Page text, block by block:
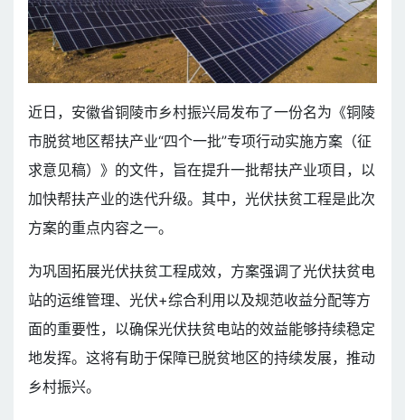
近日，安徽省铜陵市乡村振兴局发布了一份名为《铜陵
市脱贫地区帮扶产业“四个一批”专项行动实施方案（征
求意见稿）》的文件，旨在提升一批帮扶产业项目，以
加快帮扶产业的迭代升级。其中，光伏扶贫工程是此次
方案的重点内容之一。
为巩固拓展光伏扶贫工程成效，方案强调了光伏扶贫电
站的运维管理、光伏+综合利用以及规范收益分配等方
面的重要性，以确保光伏扶贫电站的效益能够持续稳定
地发挥。这将有助于保障已脱贫地区的持续发展，推动
乡村振兴。